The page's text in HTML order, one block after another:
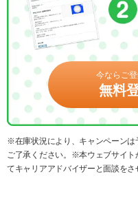
今ならご
無料
※在庫状況により、キャンペーンは
ご了承ください。※本ウェブサイ
てキャリアアドバイザーと面談をさ